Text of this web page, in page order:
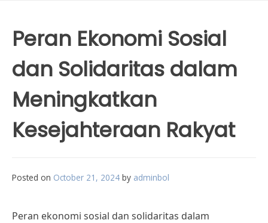
Peran Ekonomi Sosial
dan Solidaritas dalam
Meningkatkan
Kesejahteraan Rakyat
Posted on October 21, 2024 by adminbol
Peran ekonomi sosial dan solidaritas dalam